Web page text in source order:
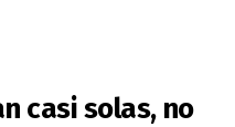
casi solas, no